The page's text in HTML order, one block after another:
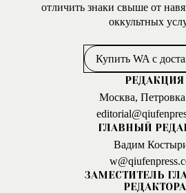
отличить знаки свыше от
оккультных
Купить WA с
РЕДАКЦИЯ
Москва, Петровка
ГЛАВНЫЙ
Вадим
ЗАМЕСТИТЕЛЬ
РЕДАКТОРА